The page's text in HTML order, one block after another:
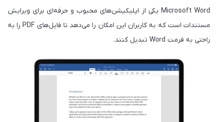
Microsoft Word یکی از اپلیکیشن‌های محبوب و حرفه‌ای برای ویرایش
مستندات است که به کاربران این امکان را می‌دهد تا فایل‌های PDF را به
راحتی به فرمت Word تبدیل کنند.